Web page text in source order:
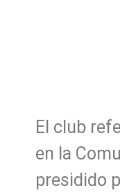
El club
en la
presidido